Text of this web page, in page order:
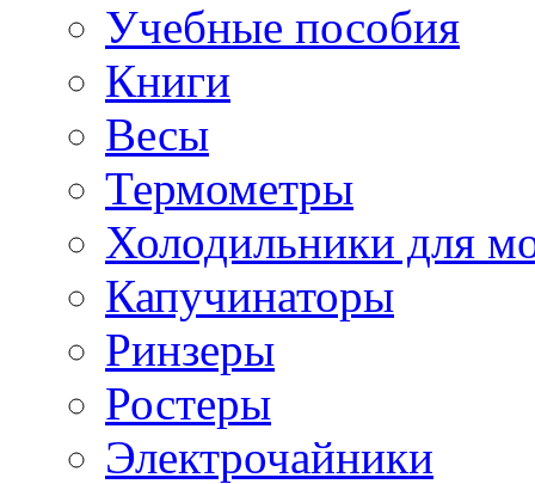
Учебные пособия
Книги
Весы
Термометры
Холодильники для
Капучинаторы
Ринзеры
Ростеры
Электрочайники